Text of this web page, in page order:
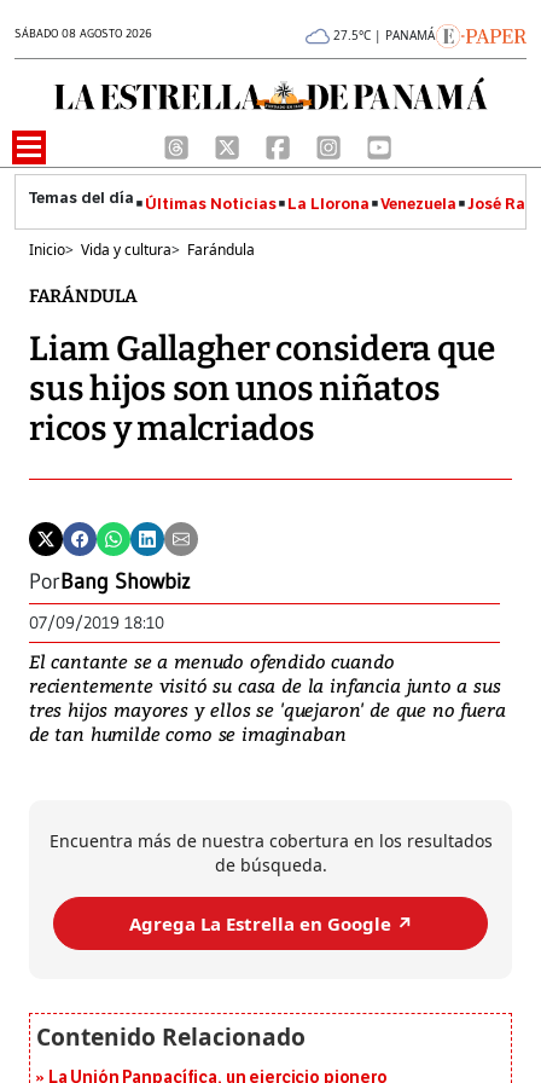
SÁBADO 08 AGOSTO 2026 27.5°C | PANAMÁ
Últimas Noticias La Llorona Venezuela José
Inicio> Vida y cultura> Farándula
FARÁNDULA
Liam Gallagher considera que
sus hijos son unos niñatos
ricos y malcriados
PorBang Showbiz
07/09/2019 18:10
El cantante se a menudo ofendido cuando
recientemente visitó su casa de la infancia junto a sus
tres hijos mayores y ellos se 'quejaron' de que no fuera
de tan humilde como se imaginaban
Encuentra más de nuestra cobertura en los resultados
de búsqueda.
Agrega La Estrella en Google ↗️
La Unión Panpacífica, un ejercicio pionero